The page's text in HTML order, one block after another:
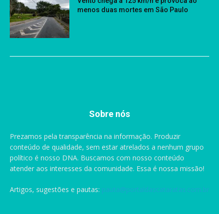
menos duas mortes em São Paulo
Sobre nós
Prezamos pela transparência na informação. Produzir
conteúdo de qualidade, sem estar atrelados a nenhum grupo
político é nosso DNA. Buscamos com nosso conteúdo
atender aos interesses da comunidade. Essa é nossa missão!
Artigos, sugestões e pautas: pauta@portaldascataratas.com.br